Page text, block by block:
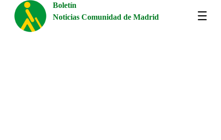
Boletín
Noticias Comunidad de Madrid